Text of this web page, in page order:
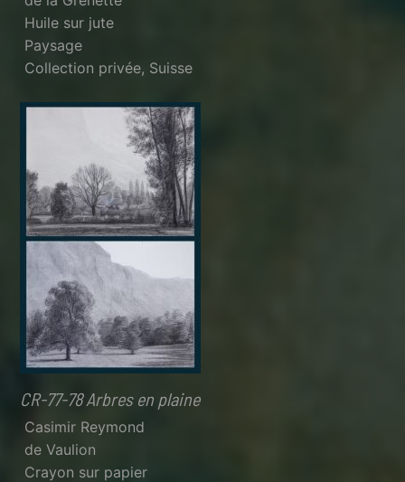
Huile sur jute
Paysage
Collection privée, Suisse
CR-77-78 Arbres en plaine
Casimir Reymond
de Vaulion
Crayon sur papier